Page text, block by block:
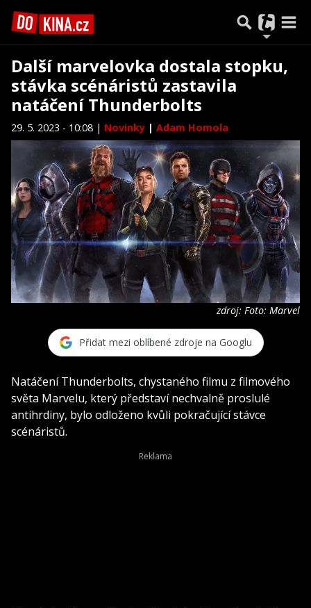
Další marvelovka dostala stopku,
stávka scénáristů zastavila
natáčení Thunderbolts
29. 5. 2023 - 10:08 | Novinky | Adam Homola
zdroj: Foto: Marvel
Přidat mezi oblíbené zdroje na Googlu
Natáčení Thunderbolts, chystaného filmu z filmového
světa Marvelu, který představí nechvalně proslulé
antihrdiny, bylo odloženo kvůli pokračující stávce
scénáristů.